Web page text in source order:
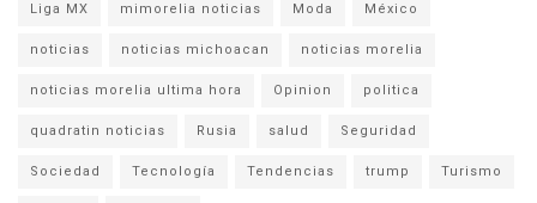
Liga MX mimorelia noticias Moda México
noticias noticias michoacan noticias morelia
noticias morelia ultima hora Opinion politica
quadratin noticias Rusia salud Seguridad
Sociedad Tecnología Tendencias trump Turismo